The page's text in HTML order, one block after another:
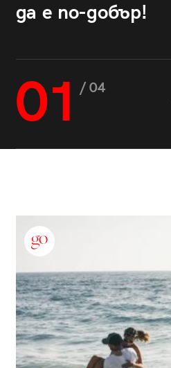
да е по-добър!
01 / 04